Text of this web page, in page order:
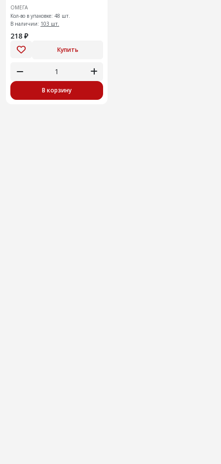
ОМЕГА
Кол-во в упаковке: 48 шт.
В наличии: 103 шт.
218 ₽
Купить
В корзину